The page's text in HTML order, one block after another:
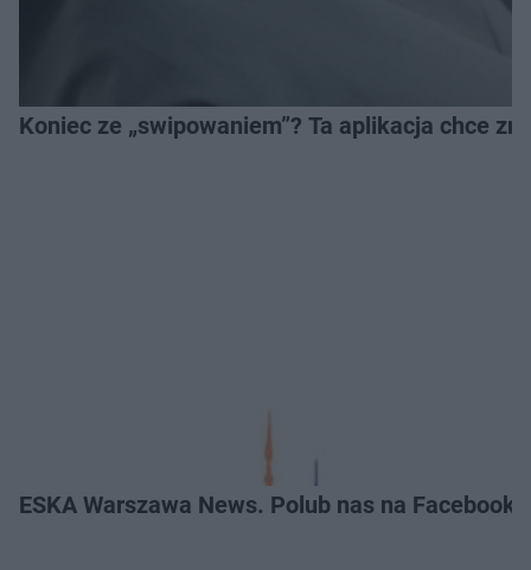
Koniec ze „swipowaniem”? Ta aplikacja chce
ESKA Warszawa News. Polub nas na